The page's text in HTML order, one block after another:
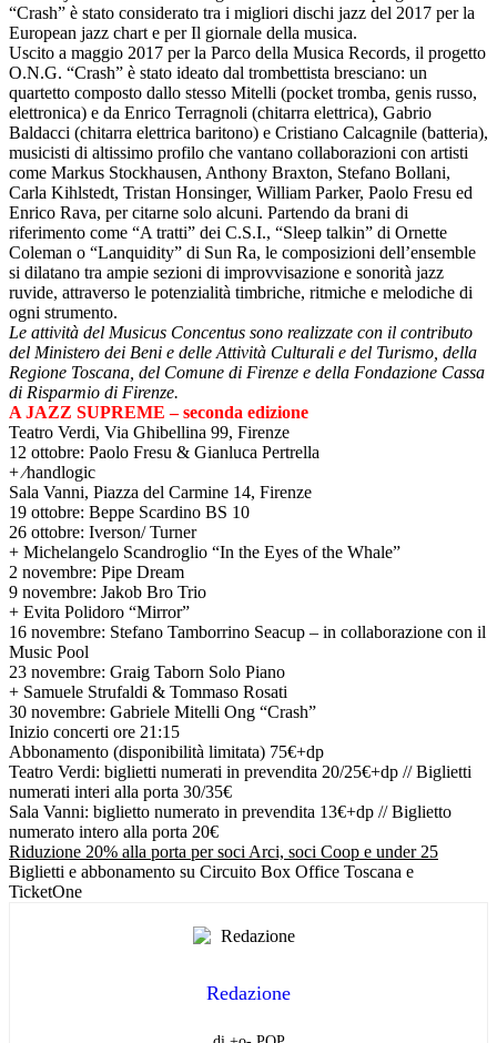
“Crash” è stato considerato tra i migliori dischi jazz del 2017 per la
European jazz chart e per Il giornale della musica.
Uscito a maggio 2017 per la Parco della Musica Records, il progetto
O.N.G. “Crash” è stato ideato dal trombettista bresciano: un
quartetto composto dallo stesso Mitelli (pocket tromba, genis russo,
elettronica) e da Enrico Terragnoli (chitarra elettrica), Gabrio
Baldacci (chitarra elettrica baritono) e Cristiano Calcagnile (batteria),
musicisti di altissimo profilo che vantano collaborazioni con artisti
come Markus Stockhausen, Anthony Braxton, Stefano Bollani,
Carla Kihlstedt, Tristan Honsinger, William Parker, Paolo Fresu ed
Enrico Rava, per citarne solo alcuni. Partendo da brani di
riferimento come “A tratti” dei C.S.I., “Sleep talkin” di Ornette
Coleman o “Lanquidity” di Sun Ra, le composizioni dell’ensemble
si dilatano tra ampie sezioni di improvvisazione e sonorità jazz
ruvide, attraverso le potenzialità timbriche, ritmiche e melodiche di
ogni strumento.
Le attività del Musicus Concentus sono realizzate con il contributo
del Ministero dei Beni e delle Attività Culturali e del Turismo, della
Regione Toscana, del Comune di Firenze e della Fondazione Cassa
di Risparmio di Firenze.
A JAZZ SUPREME – seconda edizione
Teatro Verdi, Via Ghibellina 99, Firenze
12 ottobre: Paolo Fresu & Gianluca Pertrella
+ ⁄handlogic
Sala Vanni, Piazza del Carmine 14, Firenze
19 ottobre: Beppe Scardino BS 10
26 ottobre: Iverson/ Turner
+ Michelangelo Scandroglio “In the Eyes of the Whale”
2 novembre: Pipe Dream
9 novembre: Jakob Bro Trio
+ Evita Polidoro “Mirror”
16 novembre: Stefano Tamborrino Seacup – in collaborazione con il
Music Pool
23 novembre: Graig Taborn Solo Piano
+ Samuele Strufaldi & Tommaso Rosati
30 novembre: Gabriele Mitelli Ong “Crash”
Inizio concerti ore 21:15
Abbonamento (disponibilità limitata) 75€+dp
Teatro Verdi: biglietti numerati in prevendita 20/25€+dp // Biglietti
numerati interi alla porta 30/35€
Sala Vanni: biglietto numerato in prevendita 13€+dp // Biglietto
numerato intero alla porta 20€
Riduzione 20% alla porta per soci Arci, soci Coop e under 25
Biglietti e abbonamento su Circuito Box Office Toscana e
TicketOne
Redazione